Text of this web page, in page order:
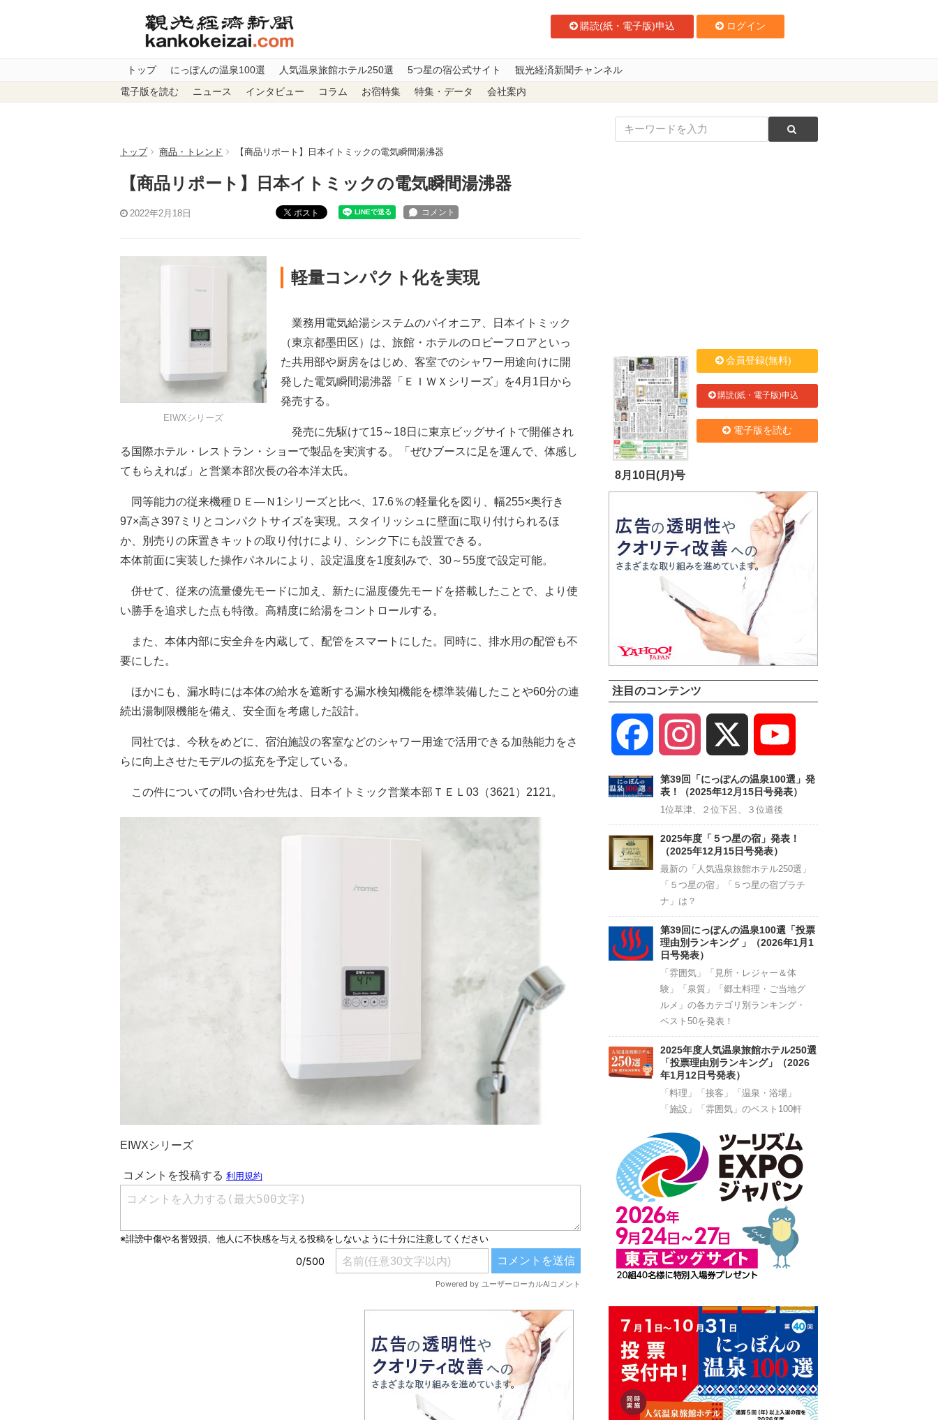
購読(紙・電子版)申込 ログイン
トップ にっぽんの温泉100選 人気温泉旅館ホテル250選 5つ星の宿公式サイト 観光経済新聞チャンネル
電子版を読む ニュース インタビュー コラム お宿特集 特集・データ 会社案内
トップ 商品・トレンド 【商品リポート】日本イトミックの電気瞬間湯沸器
【商品リポート】日本イトミックの電気瞬間湯沸器
2022年2月18日 ポスト
EIWXシリーズ
軽量コンパクト化を実現
業務用電気給湯システムのパイオニア、日本イトミック
（東京都墨田区）は、旅館・ホテルのロビーフロアといっ
た共用部や厨房をはじめ、客室でのシャワー用途向けに開
発した電気瞬間湯沸器「ＥＩＷＸシリーズ」を4月1日から
発売する。
発売に先駆けて15～18日に東京ビッグサイトで開催され
る国際ホテル・レストラン・ショーで製品を実演する。「ぜひブースに足を運んで、体感し
てもらえれば」と営業本部次長の谷本洋太氏。
同等能力の従来機種ＤＥ―Ｎ1シリーズと比べ、17.6％の軽量化を図り、幅255×奥行き
97×高さ397ミリとコンパクトサイズを実現。スタイリッシュに壁面に取り付けられるほ
か、別売りの床置きキットの取り付けにより、シンク下にも設置できる。
本体前面に実装した操作パネルにより、設定温度を1度刻みで、30～55度で設定可能。
併せて、従来の流量優先モードに加え、新たに温度優先モードを搭載したことで、より使
い勝手を追求した点も特徴。高精度に給湯をコントロールする。
また、本体内部に安全弁を内蔵して、配管をスマートにした。同時に、排水用の配管も不
要にした。
ほかにも、漏水時には本体の給水を遮断する漏水検知機能を標準装備したことや60分の連
続出湯制限機能を備え、安全面を考慮した設計。
同社では、今秋をめどに、宿泊施設の客室などのシャワー用途で活用できる加熱能力をさ
らに向上させたモデルの拡充を予定している。
この件についての問い合わせ先は、日本イトミック営業本部ＴＥＬ03（3621）2121。
EIWXシリーズ
8月10日(月)号
会員登録(無料)
購読(紙・電子版)申込
電子版を読む
注目のコンテンツ
Facebook Instagram
Channel
第39回「にっぽんの温泉100選」発
表！（2025年12月15日号発表）
1位草津、２位下呂、３位道後
2025年度「５つ星の宿」発表！
（2025年12月15日号発表）
最新の「人気温泉旅館ホテル250選」
「５つ星の宿」「５つ星の宿プラチ
ナ」は？
第39回にっぽんの温泉100選「投票
理由別ランキング 」（2026年1月1
日号発表）
「雰囲気」「見所・レジャー＆体
験」「泉質」「郷土料理・ご当地グ
ルメ」の各カテゴリ別ランキング・
ベスト50を発表！
2025年度人気温泉旅館ホテル250選
「投票理由別ランキング」（2026
年1月12日号発表）
「料理」「接客」「温泉・浴場」
「施設」「雰囲気」のベスト100軒